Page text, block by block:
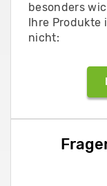
besonders
Ihre
nicht: